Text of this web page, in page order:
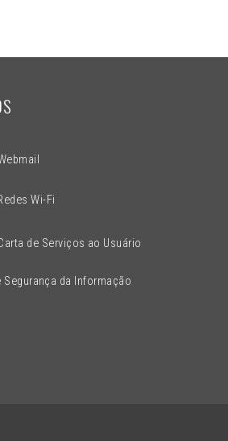
Wi-Fi
de Serviços ao Usuário
Segurança da Informação